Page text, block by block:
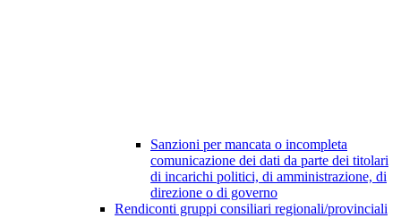
Sanzioni per mancata o incompleta
comunicazione dei dati da parte dei titolari
di incarichi politici, di amministrazione, di
direzione o di governo
Rendiconti gruppi consiliari regionali/provinciali